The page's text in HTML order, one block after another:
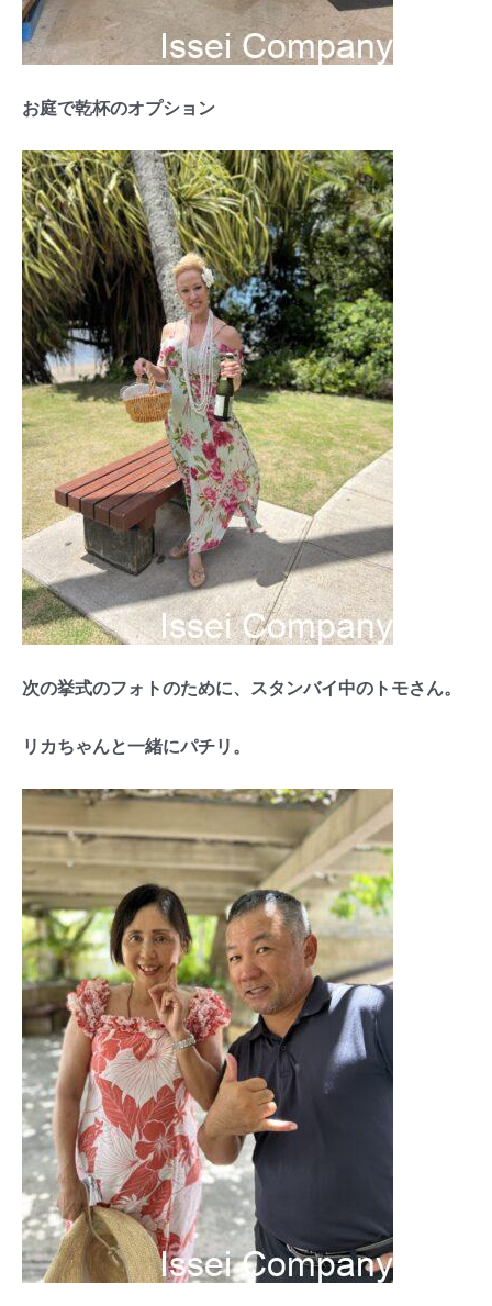
お庭で乾杯のオプション
次の挙式のフォトのために、スタンバイ中のトモさん。
リカちゃんと一緒にパチリ。